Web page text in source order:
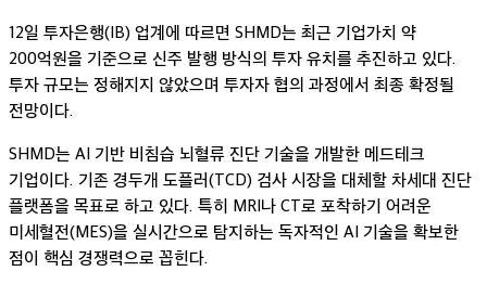
12일 투자은행(IB) 업계에 따르면 SHMD는 최근 기업가치 약
200억원을 기준으로 신주 발행 방식의 투자 유치를 추진하고 있다.
투자 규모는 정해지지 않았으며 투자자 협의 과정에서 최종 확정될
전망이다.
SHMD는 AI 기반 비침습 뇌혈류 진단 기술을 개발한 메드테크
기업이다. 기존 경두개 도플러(TCD) 검사 시장을 대체할 차세대 진단
플랫폼을 목표로 하고 있다. 특히 MRI나 CT로 포착하기 어려운
미세혈전(MES)을 실시간으로 탐지하는 독자적인 AI 기술을 확보한
점이 핵심 경쟁력으로 꼽힌다.